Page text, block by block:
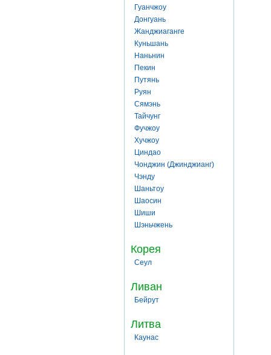
Гуанчжоу
Донгуань
Жанджиаганге
Куньшань
Наньнин
Пекин
Путянь
Руян
Сямэнь
Тайчунг
Фучжоу
Хучжоу
Циндао
Чонджин (Джинджианг)
Чэнду
Шаньтоу
Шаосин
Шиши
Шэньчжень
Корея
Сеул
Ливан
Бейрут
Литва
Каунас